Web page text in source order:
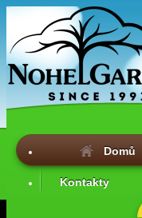
Domů
Kontakty